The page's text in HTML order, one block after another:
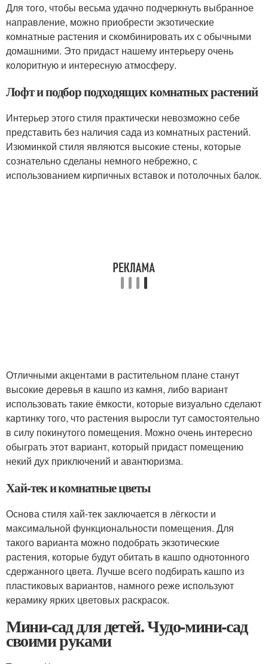
Для того, чтобы весьма удачно подчеркнуть выбранное
направление, можно приобрести экзотические
комнатные растения и скомбинировать их с обычными
домашними. Это придаст нашему интерьеру очень
колоритную и интересную атмосферу.
Лофт и подбор подходящих комнатных растений
Интерьер этого стиля практически невозможно себе
представить без наличия сада из комнатных растений.
Изюминкой стиля являются высокие стены, которые
сознательно сделаны немного небрежно, с
использованием кирпичных вставок и потолочных балок.
Отличными акцентами в растительном плане станут
высокие деревья в кашпо из камня, либо вариант
использовать такие ёмкости, которые визуально сделают
картинку того, что растения выросли тут самостоятельно
в силу покинутого помещения. Можно очень интересно
обыграть этот вариант, который придаст помещению
некий дух приключений и авантюризма.
Хай-тек и комнатные цветы
Основа стиля хай-тек заключается в лёгкости и
максимальной функциональности помещения. Для
такого варианта можно подобрать экзотические
растения, которые будут обитать в кашпо однотонного
сдержанного цвета. Лучше всего подбирать кашпо из
пластиковых вариантов, намного реже используют
керамику ярких цветовых раскрасок.
Мини-сад для детей. Чудо-мини-сад
своими руками